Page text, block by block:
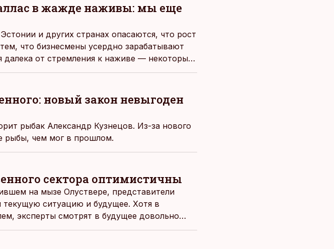
в жажде наживы: мы еще
и других странах опасаются, что рост
что бизнесмены усердно зарабатывают
от стремления к наживе — некоторые
новый закон невыгоден
рыбак Александр Кузнецов. Из-за нового
рыбы, чем мог в прошлом.
сектора оптимистичны
на мызе Олуствере, представители
текущую ситуацию и будущее. Хотя в
эксперты смотрят в будущее довольно